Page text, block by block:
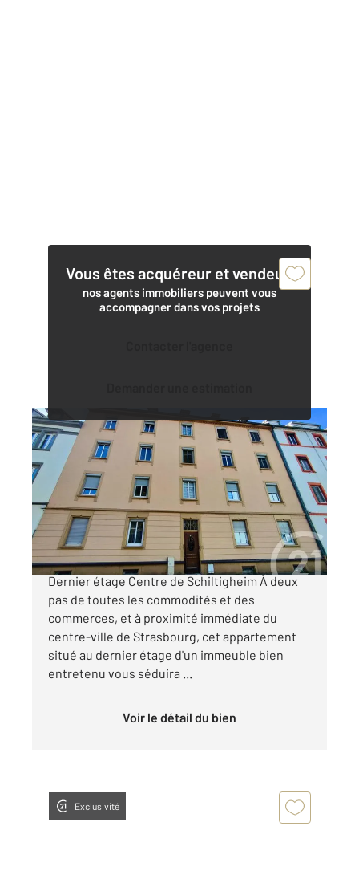
Vous êtes acquéreur et vendeur,
nos agents immobiliers peuvent vous
accompagner dans vos projets
Contacter l'agence
Demander une estimation
SCHILTIGHEIM 67
55,10 m
, 3 pièces
Ref : 17394
Appartement F3 à vendre
118 000 €
Charmant appartement avec mezzanine
Dernier étage Centre de Schiltigheim À deux
pas de toutes les commodités et des
commerces, et à proximité immédiate du
centre-ville de Strasbourg, cet appartement
situé au dernier étage d'un immeuble bien
entretenu vous séduira ...
Voir le détail du bien
Exclusivité